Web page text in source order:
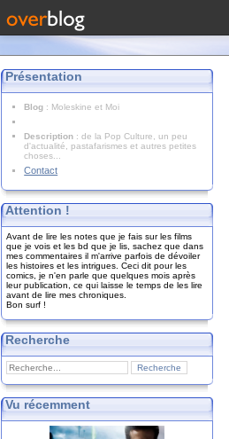
Présentation
Blog : Moleskine et Moi
Description : de la Pop Culture, un peu
d'actualité, pastafarismes et autres petites
choses...
Contact
Attention !
Avant de lire les notes que je fais sur les films
que je vois et les bd que je lis, sachez que dans
mes commentaires il m'arrive parfois de dévoiler
les histoires et les intrigues. Ceci dit pour les
comics, je n'en parle que quelques mois après
leur publication, ce qui laisse le temps de les lire
avant de lire mes chroniques.
Bon surf !
Recherche
Vu récemment